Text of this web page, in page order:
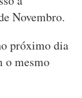
Novembro.
próximo dia
o mesmo